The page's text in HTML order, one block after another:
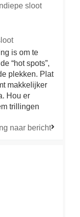
sloot
is om te
“hot spots”,
plekken. Plat
makkelijker
Hou er
trillingen
naar bericht